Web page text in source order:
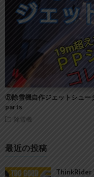
⑤除雪機自作ジェットシュ
parts
除雪機
最近の投稿
ThinkRider